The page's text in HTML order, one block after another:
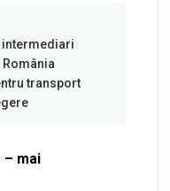
– mai